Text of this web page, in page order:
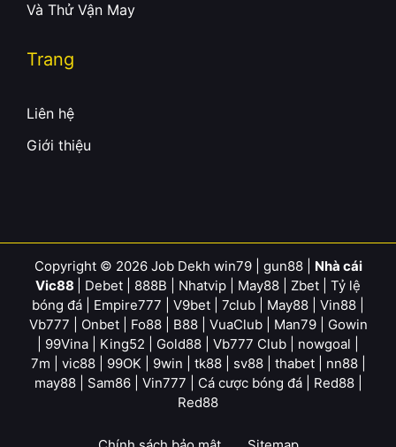
Và Thử Vận May
Trang
Liên hệ
Giới thiệu
Copyright © 2026 Job Dekh win79| gun88| Nhà cái
Vic88
Debet 888B Nhatvip May88 Zbet
Tỷ lệ
bóng đá
Empire777 V9bet 7club May88 Vin88
Vb777
Onbet| Fo88| B88| VuaClub| Man79| Gowin
99Vina King52 Gold88 Vb777 Club nowgoal
7m
vic88| 99OK 9win tk88| sv88| thabet| nn88|
may88| Sam86| Vin777 Cá cược bóng đá| Red88|
Red88